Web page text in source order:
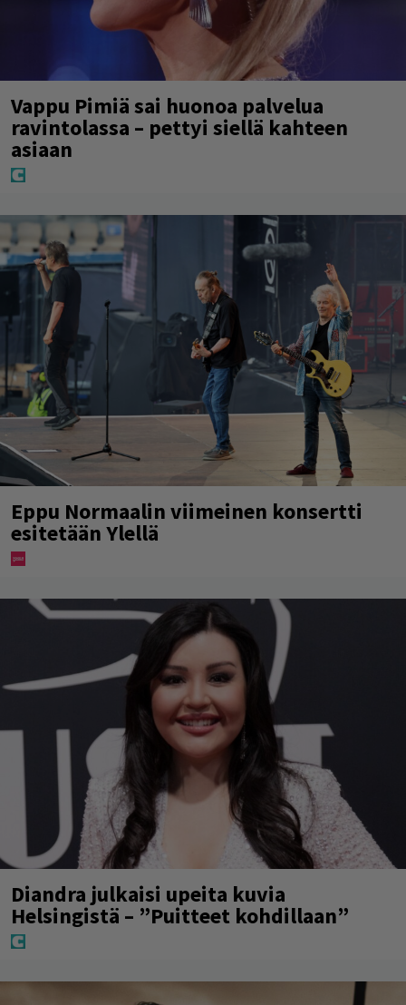
Vappu Pimiä sai huonoa palvelua
ravintolassa – pettyi siellä kahteen
asiaan
Eppu Normaalin viimeinen konsertti
esitetään Ylellä
Diandra julkaisi upeita kuvia
Helsingistä – ”Puitteet kohdillaan”